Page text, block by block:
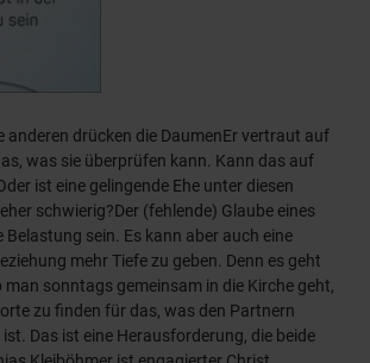
anderen drücken die DaumenEr vertraut auf
was sie überprüfen kann. Kann das auf
ist eine gelingende Ehe unter diesen
schwierig?Der (fehlende) Glaube eines
Belastung sein. Es kann aber auch eine
mehr Tiefe zu geben. Denn es geht
sonntags gemeinsam in die Kirche geht,
zu finden für das, was den Partnern
Das ist eine Herausforderung, die beide